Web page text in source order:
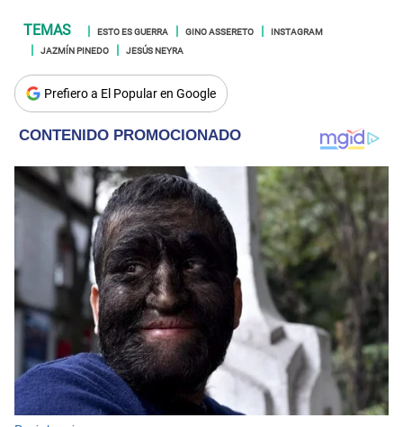
ESTO ES GUERRA GINO ASSERETO
INSTAGRAM
JAZMÍN PINEDO
JESÚS NEYRA
Prefiero a El Popular en Google